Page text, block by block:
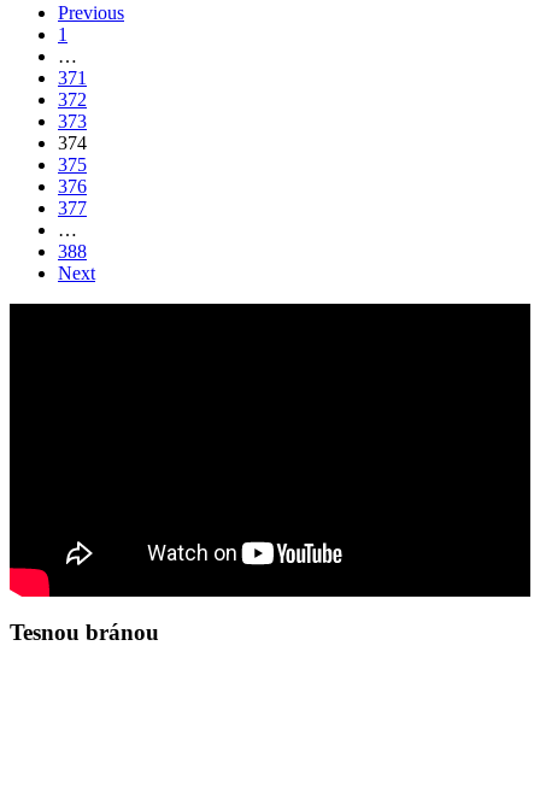
Posts
navigation
Previous
1
…
371
372
373
374
375
376
377
…
388
Next
Tesnou bránou